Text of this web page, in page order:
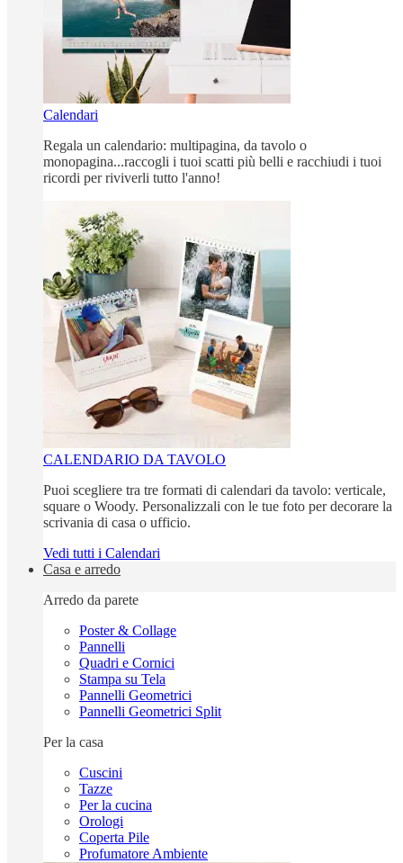
Calendari
Regala un calendario: multipagina, da tavolo o
monopagina...raccogli i tuoi scatti più belli e racchiudi i tuoi
ricordi per riviverli tutto l'anno!
CALENDARIO DA TAVOLO
Puoi scegliere tra tre formati di calendari da tavolo: verticale,
square o Woody. Personalizzali con le tue foto per decorare la
scrivania di casa o ufficio.
Vedi tutti i Calendari
Casa e arredo
Arredo da parete
Poster & Collage
Pannelli
Quadri e Cornici
Stampa su Tela
Pannelli Geometrici
Pannelli Geometrici Split
Per la casa
Cuscini
Tazze
Per la cucina
Orologi
Coperta Pile
Profumatore Ambiente